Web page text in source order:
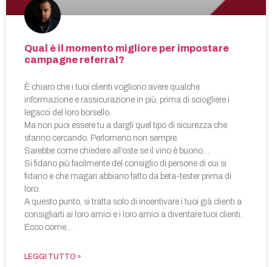
Qual è il momento migliore per impostare
campagne referral?
È chiaro che i tuoi clienti vogliono avere qualche
informazione e rassicurazione in più, prima di sciogliere i
legacci del loro borsello.
Ma non puoi essere tu a dargli quel tipo di sicurezza che
stanno cercando. Perlomeno non sempre.
Sarebbe come chiedere all’oste se il vino è buono…
Si fidano più facilmente del consiglio di persone di cui si
fidano e che magari abbiano fatto da beta-tester prima di
loro.
A questo punto, si tratta solo di incentivare i tuoi già clienti a
consigliarti ai loro amici e i loro amici a diventare tuoi clienti.
Ecco come…
LEGGI TUTTO »